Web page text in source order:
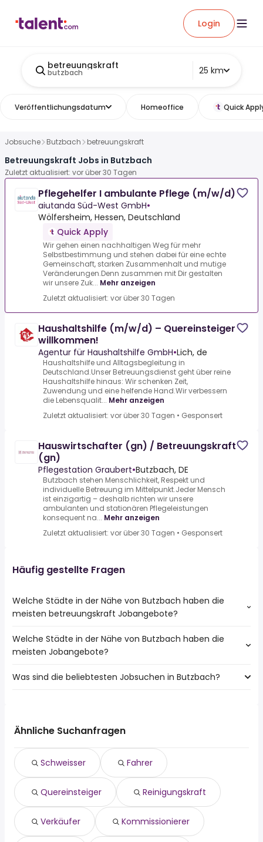
Login
betreuungskraft
butzbach 25 km
Veröffentlichungsdatum Homeoffice Quick
Jobsuche Butzbach betreuungskraft
Betreuungskraft Jobs in Butzbach
Zuletzt aktualisiert: vor über 30 Tagen
Pflegehelfer I ambulante Pflege (m/w/d)
aiutanda Süd-West GmbH•
Wölfersheim, Hessen, Deutschland
Quick Apply
Wir gehen einen nachhaltigen Weg für mehr
Selbstbestimmung und stehen dabei für eine echte
Gemeinschaft, starken Zusammenhalt und mutige
Veränderungen.Denn zusammen mit Dir gestalten
wir unsere Zuk... Mehr anzeigen
Zuletzt aktualisiert: vor über 30 Tagen
Haushaltshilfe (m/w/d) – Quereinsteiger
willkommen!
Agentur für Haushaltshilfe GmbH•Lich, de
Haushaltshilfe und Alltagsbegleitung in
Deutschland.Unser Betreuungsdienst geht über reine
Haushaltshilfe hinaus: Wir schenken Zeit,
Zuwendung und eine helfende Hand.Wir verbessern
die Lebensqualit... Mehr anzeigen
Zuletzt aktualisiert: vor über 30 Tagen • Gesponsert
Hauswirtschafter (gn) / Betreuungskraft
(gn)
Pflegestation Graubert•Butzbach, DE
Butzbach stehen Menschlichkeit, Respekt und
individuelle Betreuung im Mittelpunkt.Jeder Mensch
ist einzigartig – deshalb richten wir unsere
ambulanten und stationären Pflegeleistungen
konsequent na... Mehr anzeigen
Zuletzt aktualisiert: vor über 30 Tagen • Gesponsert
Häufig gestellte Fragen
Welche Städte in der Nähe von Butzbach haben die
meisten betreuungskraft Jobangebote?
Städte in der Nähe von Butzbach mit den meisten
betreuungskraft Jobs:
Friedberg (Hessen)
Welche Städte in der Nähe von Butzbach haben die
meisten Jobangebote?
10 Städte in der Nähe von Butzbach mit den meisten
Friedberg (Hessen)
Pohlheim
Lich
Wölfersheim
Was sind die beliebtesten Jobsuchen in Butzbach?
fahrer
verkäufer
kommissionierer
aushilfe
sachbearbeiter
teilzeit
lkw fahrer
Ähnliche Suchanfragen
Schweisser Fahrer
Quereinsteiger Reinigungskraft
Verkäufer Kommissionierer